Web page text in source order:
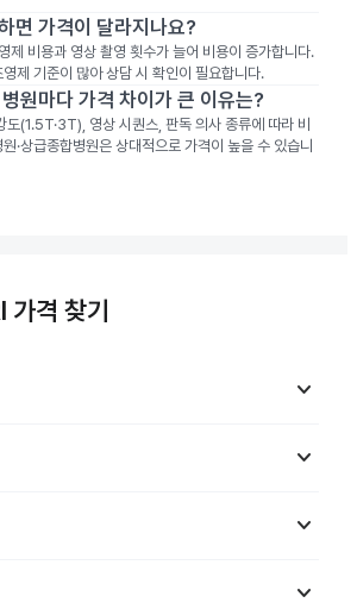
면 가격이 달라지나요?
제 비용과 영상 촬영 횟수가 늘어 비용이 증가합니다.
제 기준이 많아 상담 시 확인이 필요합니다.
원마다 가격 차이가 큰 이유는?
(1.5T·3T), 영상 시퀀스, 판독 의사 종류에 따라 비
·상급종합병원은 상대적으로 가격이 높을 수 있습니
가격 찾기
keyboard_arrow_down
keyboard_arrow_down
keyboard_arrow_down
keyboard_arrow_down